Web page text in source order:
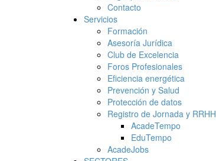
Contacto
Servicios
Formación
Asesoría Jurídica
Club de Excelencia
Foros Profesionales
Eficiencia energética
Prevención y Salud
Protección de datos
Registro de Jornada y RRHH
AcadeTempo
EduTempo
AcadeJobs